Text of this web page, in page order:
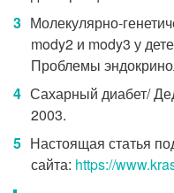
Молекулярно-
mody2 и mody3 у
Проблемы
Сахарный диабет/
2003.
Настоящая статья
сайта: https://